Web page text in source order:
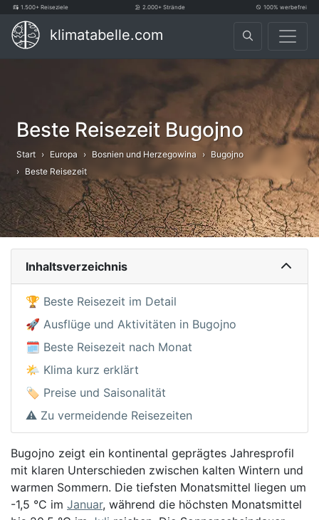
1.500+ Reiseziele 2.000+ Strände 100% werbefrei
klimatabelle.com
Beste Reisezeit Bugojno
Start Europa Bosnien und Herzegowina
Bugojno
Beste Reisezeit
Inhaltsverzeichnis
🏆 Beste Reisezeit im Detail
🚀 Ausflüge und Aktivitäten in Bugojno
🗓️ Beste Reisezeit nach Monat
🌤️ Klima kurz erklärt
🏷️ Preise und Saisonalität
⚠️ Zu vermeidende Reisezeiten
Bugojno zeigt ein kontinental geprägtes Jahresprofil
mit klaren Unterschieden zwischen kalten Wintern und
warmen Sommern. Die tiefsten Monatsmittel liegen um
-1,5 °C im Januar, während die höchsten Monatsmittel